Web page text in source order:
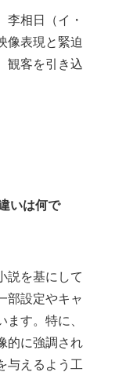
李相日（イ・
像表現と緊迫
観客を引き込
いは何で
説を基にして
部設定やキャ
す。特に、
的に強調され
与えるよう工